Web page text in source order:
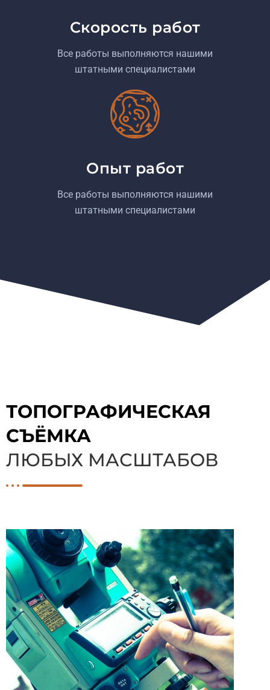
Скорость работ
Все работы выполняются нашими
штатными специалистами
Опыт работ
Все работы выполняются нашими
штатными специалистами
ТОПОГРАФИЧЕСКАЯ
СЪЁМКА
ЛЮБЫХ МАСШТАБОВ